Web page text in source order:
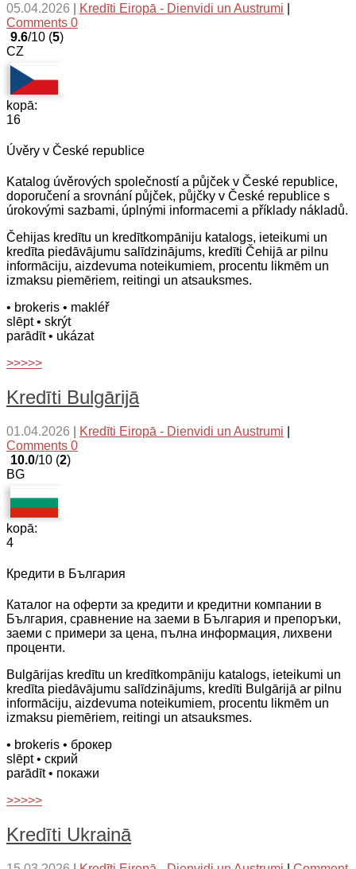
05.04.2026 Kredīti Eiropā - Dienvidi un Austrumi
Comments 0
9.6/10 (5)
CZ
kopā:
16
Úvěry v České republice
Katalog úvěrových společností a půjček v České republice,
doporučení a srovnání půjček, půjčky v České republice s
úrokovými sazbami, úplnými informacemi a příklady nákladů.
Čehijas kredītu un kredītkompāniju katalogs, ieteikumi un
kredīta piedāvājumu salīdzinājums, kredīti Čehijā ar pilnu
informāciju, aizdevuma noteikumiem, procentu likmēm un
izmaksu piemēriem, reitingi un atsauksmes.
• brokeris • makléř
slēpt• skrýt
parādīt• ukázat
>>>>>
Kredīti Bulgārijā
01.04.2026 Kredīti Eiropā - Dienvidi un Austrumi
Comments 0
10.0/10 (2)
BG
kopā:
4
Кредити в България
Каталог на оферти за кредити и кредитни компании в
България, сравнение на заеми в България и препоръки,
заеми с примери за цена, пълна информация, лихвени
проценти.
Bulgārijas kredītu un kredītkompāniju katalogs, ieteikumi un
kredīta piedāvājumu salīdzinājums, kredīti Bulgārijā ar pilnu
informāciju, aizdevuma noteikumiem, procentu likmēm un
izmaksu piemēriem, reitingi un atsauksmes.
• brokeris • брокер
slēpt• скрий
parādīt• покажи
>>>>>
Kredīti Ukrainā